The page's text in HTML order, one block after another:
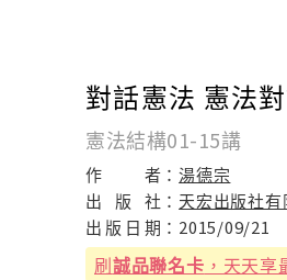
對話憲法 憲法
憲法結構01-15講
作 者：湯德宗
出
版 社： 天宏出版社有
出 版 日 期： 2015/09/21
刷誠品聯名卡 ，天天